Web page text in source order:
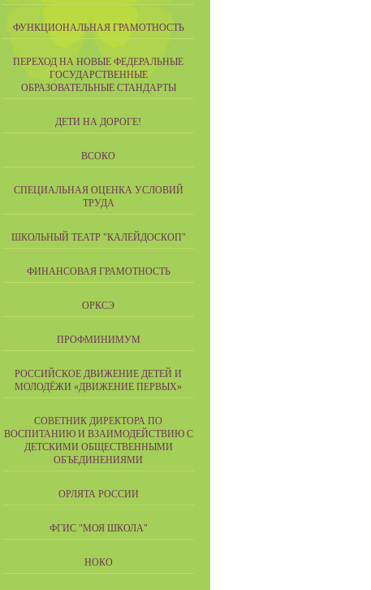
ФУНКЦИОНАЛЬНАЯ ГРАМОТНОСТЬ
ПЕРЕХОД НА НОВЫЕ ФЕДЕРАЛЬНЫЕ
ГОСУДАРСТВЕННЫЕ
ОБРАЗОВАТЕЛЬНЫЕ СТАНДАРТЫ
ДЕТИ НА ДОРОГЕ!
ВСОКО
СПЕЦИАЛЬНАЯ ОЦЕНКА УСЛОВИЙ
ТРУДА
ШКОЛЬНЫЙ ТЕАТР "КАЛЕЙДОСКОП"
ФИНАНСОВАЯ ГРАМОТНОСТЬ
ОРКСЭ
ПРОФМИНИМУМ
РОССИЙСКОЕ ДВИЖЕНИЕ ДЕТЕЙ И
МОЛОДЁЖИ «ДВИЖЕНИЕ ПЕРВЫХ»
СОВЕТНИК ДИРЕКТОРА ПО
ВОСПИТАНИЮ И ВЗАИМОДЕЙСТВИЮ С
ДЕТСКИМИ ОБЩЕСТВЕННЫМИ
ОБЪЕДИНЕНИЯМИ
ОРЛЯТА РОССИИ
ФГИС "МОЯ ШКОЛА"
НОКО